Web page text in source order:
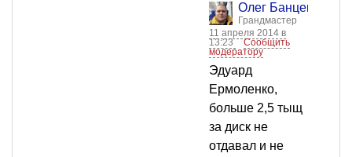
Олег Банцекин
Грандмастер
11 апреля 2014 в
13:23
Сообщить
модератору
Эдуард
Ермоленко,
больше 2,5 тыщ
за диск не
отдавал и не